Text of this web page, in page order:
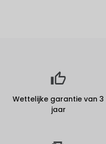
Wettelijke garantie van 3
jaar